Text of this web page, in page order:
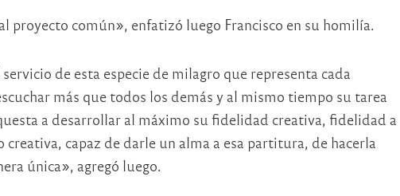
proyecto común», enfatizó luego Francisco en su homilía.
de esta especie de milagro que representa cada
más que todos los demás y al mismo tiempo su tarea
a desarrollar al máximo su fidelidad creativa, fidelidad a
creativa, capaz de darle un alma a esa partitura, de hacerla
única», agregó luego.